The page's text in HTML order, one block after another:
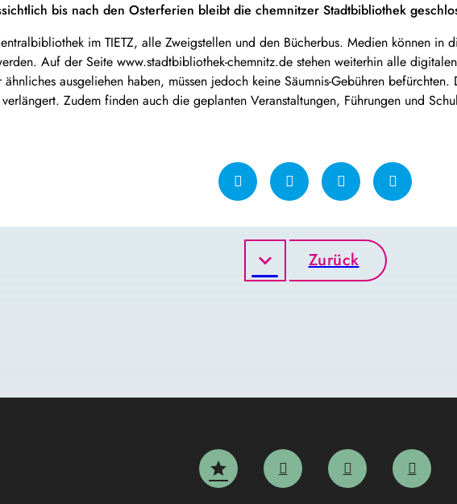
bis nach den Osterferien bleibt die chemnitzer Stadtbibliothek
im TIETZ, alle Zweigstellen und den Bücherbus. Medien können in
Auf der Seite www.stadtbibliothek-chemnitz.de stehen weiterhin alle
ausgeliehen haben, müssen jedoch keine Säumnis-Gebühren
Zudem finden auch die geplanten Veranstaltungen, Führungen und
Zurück